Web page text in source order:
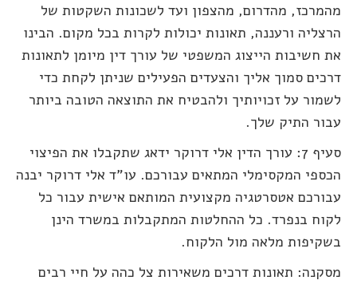
מהמרכז, מהדרום, מהצפון ועד לשכונות השקטות של
הרצליה ורעננה, תאונות יכולות לקרות בכל מקום. הבינו
את חשיבות הייצוג המשפטי של עורך דין מיומן לתאונות
דרכים סמוך אליך והצעדים הפעילים שניתן לקחת כדי
לשמור על זכויותיך ולהבטיח את התוצאה הטובה ביותר
עבור התיק שלך.
סעיף 7: עורך הדין אלי דרוקר ידאג שתקבלו את הפיצוי
הכספי המקסימלי המתאים עבורכם. עו"ד אלי דרוקר יבנה
עבורכם אטסרטגיה מקצועית המותאם אישית עבור כל
לקוח בנפרד. כל ההחלטות המתקבלות במשרד הינן
בשקיפות מלאה מול הלקוח.
מסקנה: תאונות דרכים משאירות צל כהה על חיי רבים